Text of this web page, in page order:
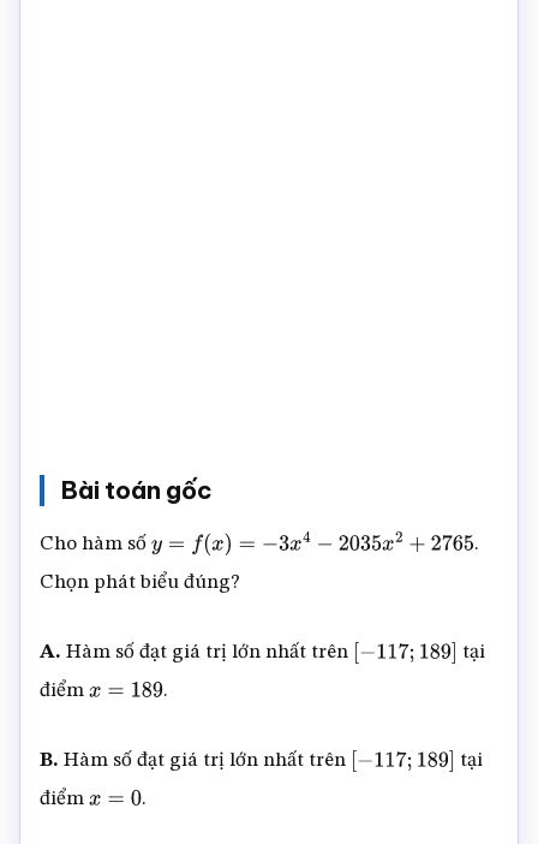
Bài toán gốc
Cho hàm số y =f( x )=− 3x 2035 +2765
.
Chọn phát biểu đúng?
A. Hàm số đạt giá trị lớn nhất trên [ 117 189]
tại
điểm x=189 .
B. Hàm số đạt giá trị lớn nhất trên [ 117 189]
tại
điểm x=0 .